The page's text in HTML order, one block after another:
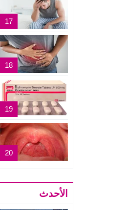
17
18
19
20
الأحدث